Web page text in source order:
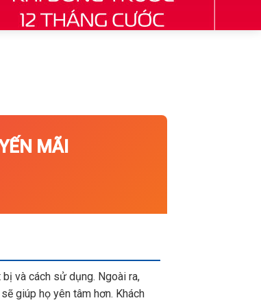
MÃI
và cách sử dụng. Ngoài ra,
giúp họ yên tâm hơn. Khách